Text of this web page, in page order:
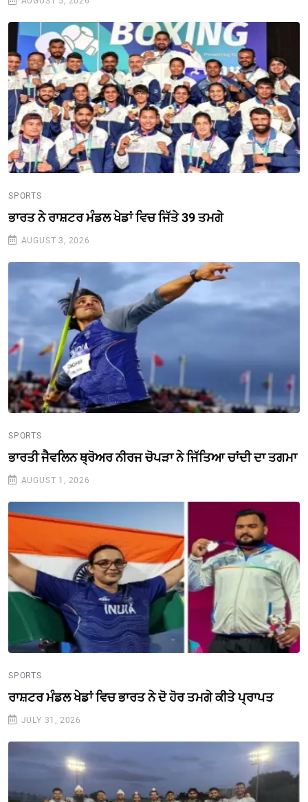
SPORTS
ਭਾਰਤ ਨੇ ਰਾਸ਼ਟਰ ਮੰਡਲ ਖੇਡਾਂ ਵਿਚ ਜਿੱਤੇ 39 ਤਮਗੇ
AUGUST 3, 2026
SPORTS
ਭਾਰਤੀ ਜੈਵਲਿਨ ਥ੍ਰੋਅਰ ਨੀਰਜ ਚੋਪੜਾ ਨੇ ਜਿੱਤਿਆ ਚਾਂਦੀ ਦਾ ਤਗਮਾ
AUGUST 1, 2026
SPORTS
ਰਾਸ਼ਟਰ ਮੰਡਲ ਖੇਡਾਂ ਵਿਚ ਭਾਰਤ ਨੇ ਦੋ ਹੋਰ ਤਮਗੇ ਕੀਤੇ ਪ੍ਰਾਪਤ
JULY 31, 2026